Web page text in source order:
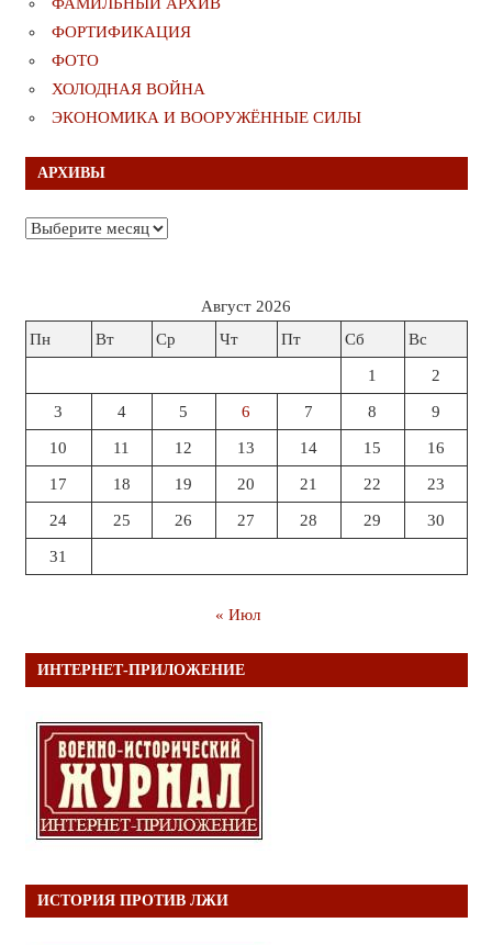
ФАМИЛЬНЫЙ АРХИВ
ФОРТИФИКАЦИЯ
ФОТО
ХОЛОДНАЯ ВОЙНА
ЭКОНОМИКА И ВООРУЖЁННЫЕ СИЛЫ
АРХИВЫ
Архивы
Август 2026
Пн
Вт Ср Чт Пт Сб Вс
1 2
3 4 5 6 7 8 9
10 11 12 13 14 15 16
17 18 19 20 21 22 23
24 25 26 27 28 29 30
31
« Июл
ИНТЕРНЕТ-ПРИЛОЖЕНИЕ
ИСТОРИЯ ПРОТИВ ЛЖИ